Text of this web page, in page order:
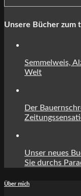
Unsere Bücher zum
Semmelweis,
Welt
Der
Unser neues
Sie durchs
Über mich